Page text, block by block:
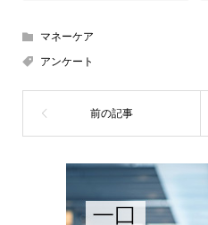
マネーケア
アンケート